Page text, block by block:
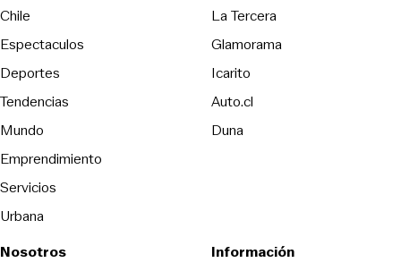
Chile
Espectaculos
Deportes
Tendencias
Mundo
Emprendimiento
Servicios
Urbana
La TerceraOpens in new
Glamorama
Icarito
Auto.cl
DunaOpens in new window
Nosotros
Información